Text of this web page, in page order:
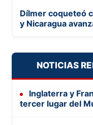
Dílmer coqueteó
y Nicaragua
NOTICIAS
Inglaterra y
tercer lugar del